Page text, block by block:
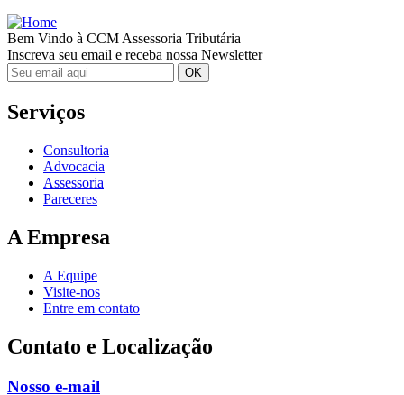
Bem Vindo à CCM Assessoria Tributária
Inscreva seu email e receba nossa Newsletter
Serviços
Consultoria
Advocacia
Assessoria
Pareceres
A Empresa
A Equipe
Visite-nos
Entre em contato
Contato e Localização
Nosso e-mail